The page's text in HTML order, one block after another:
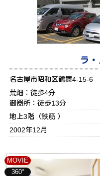
ラ
名古屋市昭和区鶴舞4-15-6
荒畑：徒歩4分
御器所：徒歩13分
地上3階（鉄筋 ）
2002年12月
MOVIE
360°
アパマンショッ
お問い合せ